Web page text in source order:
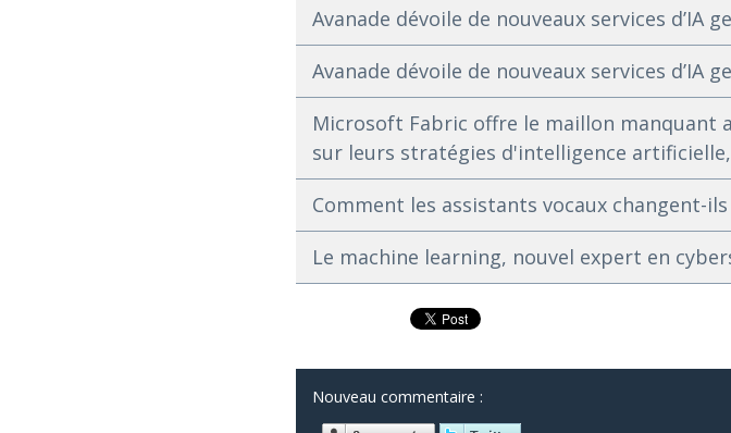
Avanade dévoile de nouveaux services d’IA
Avanade dévoile de nouveaux services d’IA
Microsoft Fabric offre le maillon manquant
sur leurs stratégies d'intelligence
Comment les assistants vocaux changent-
Le machine learning, nouvel expert en
Nouveau commentaire :